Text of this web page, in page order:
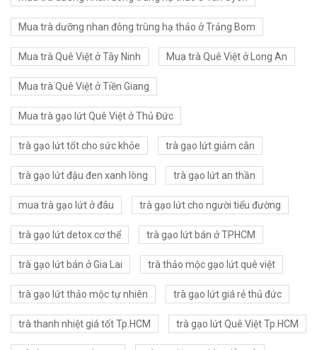
Mua trà dưỡng nhan đông trùng hạ thảo ở Trảng Bom
Mua trà Quê Việt ở Tây Ninh Mua trà Quê Việt ở Long An
Mua trà Quê Việt ở Tiền Giang
Mua trà gạo lứt Quê Việt ở Thủ Đức
trà gạo lứt tốt cho sức khỏe trà gạo lứt giảm cân
trà gạo lứt đậu đen xanh lòng trà gạo lứt an thần
mua trà gạo lứt ở đâu trà gạo lứt cho người tiểu đường
trà gạo lứt detox cơ thể trà gạo lứt bán ở TPHCM
trà gạo lứt bán ở Gia Lai trà thảo mộc gạo lứt quê việt
trà gạo lứt thảo mộc tự nhiên trà gạo lứt giá rẻ thủ đức
trà thanh nhiệt giá tốt Tp.HCM trà gạo lứt Quê Việt Tp.HCM